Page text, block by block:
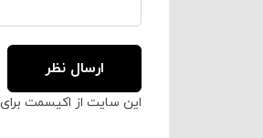
این سایت از اکیسمت